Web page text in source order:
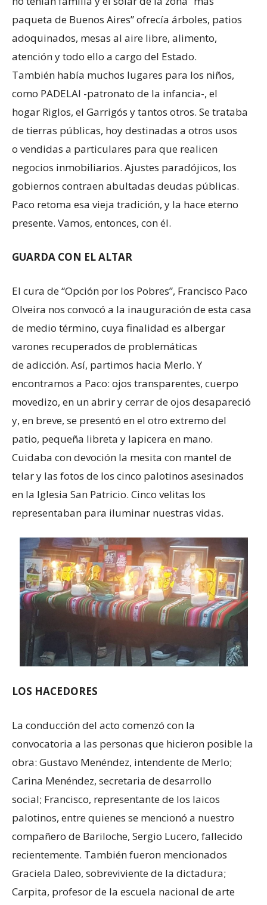
paqueta de Buenos Aires” ofrecía árboles, patios
adoquinados, mesas al aire libre, alimento,
atención y todo ello a cargo del Estado.
También había muchos lugares para los niños,
como PADELAI -patronato de la infancia-, el
hogar Riglos, el Garrigós y tantos otros. Se trataba
de tierras públicas, hoy destinadas a otros usos
o vendidas a particulares para que realicen
negocios inmobiliarios. Ajustes paradójicos, los
gobiernos contraen abultadas deudas públicas.
Paco retoma esa vieja tradición, y la hace eterno
presente. Vamos, entonces, con él.
GUARDA CON EL ALTAR
El cura de “Opción por los Pobres”, Francisco Paco
Olveira nos convocó a la inauguración de esta casa
de medio término, cuya finalidad es albergar
varones recuperados de problemáticas
de adicción. Así, partimos hacia Merlo. Y
encontramos a Paco: ojos transparentes, cuerpo
movedizo, en un abrir y cerrar de ojos desapareció
y, en breve, se presentó en el otro extremo del
patio, pequeña libreta y lapicera en mano.
Cuidaba con devoción la mesita con mantel de
telar y las fotos de los cinco palotinos asesinados
en la Iglesia San Patricio. Cinco velitas los
representaban para iluminar nuestras vidas.
LOS HACEDORES
La conducción del acto comenzó con la
convocatoria a las personas que hicieron posible la
obra: Gustavo Menéndez, intendente de Merlo;
Carina Menéndez, secretaria de desarrollo
social; Francisco, representante de los laicos
palotinos, entre quienes se mencionó a nuestro
compañero de Bariloche, Sergio Lucero, fallecido
recientemente. También fueron mencionados
Graciela Daleo, sobreviviente de la dictadura;
Carpita, profesor de la escuela nacional de arte